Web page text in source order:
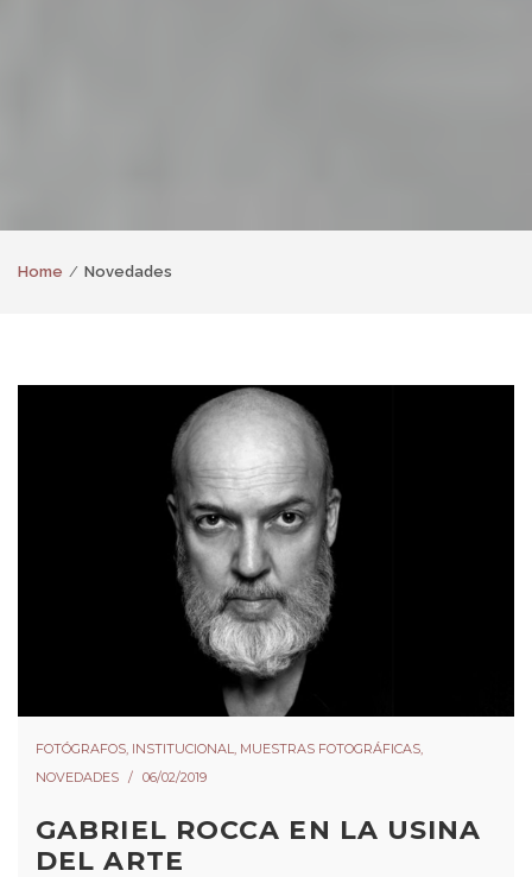
Home Novedades
FOTÓGRAFOS INSTITUCIONAL MUESTRAS FOTOGRÁFICAS
NOVEDADES
06/02/2019
GABRIEL ROCCA EN LA USINA
DEL ARTE